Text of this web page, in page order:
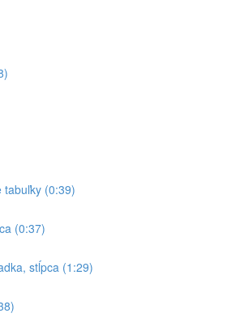
tabuľky (0:39)
(0:37)
stĺpca (1:29)